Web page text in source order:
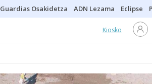
Guardias Osakidetza ADN Lezama Eclipse
Kiosko